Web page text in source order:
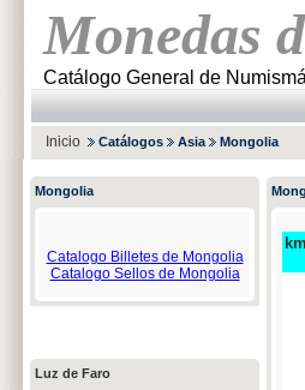
Monedas
Catálogo General de
Inicio Catálogos Asia Mongolia
Mongolia
Catalogo Billetes de Mongolia
Catalogo Sellos de Mongolia
Luz de Faro